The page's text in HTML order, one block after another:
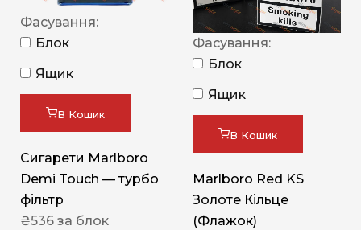
Фасування:
Блок
Ящик
В Кошик
Сигарети Marlboro
Demi Touch — турбо
фільтр
₴536 за блок
Фасування:
Блок
Ящик
В Кошик
Marlboro Red KS
Золоте Кільце
(Флажок)